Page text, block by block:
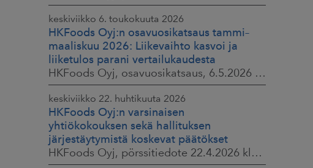
keskiviikko 6. toukokuuta 2026
HKFoods Oyj:n osavuosikatsaus tammi–
maaliskuu 2026: Liikevaihto kasvoi ja
liiketulos parani vertailukaudesta
HKFoods Oyj, osavuosikatsaus, 6.5.2026 klo 8.30
keskiviikko 22. huhtikuuta 2026
HKFoods Oyj:n varsinaisen
yhtiökokouksen sekä hallituksen
järjestäytymistä koskevat päätökset
HKFoods Oyj, pörssitiedote 22.4.2026 klo 14.45